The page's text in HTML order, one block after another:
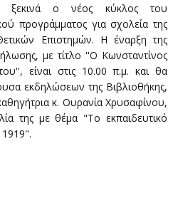
ξεκινά ο νέος κύκλος του
προγράμματος για σχολεία της
Επιστημών. Η έναρξη της
με τίτλο ''Ο Κωνσταντίνος
είναι στις 10.00 π.μ. και θα
εκδηλώσεων της Βιβλιοθήκης,
κ. Ουρανία Χρυσαφίνου,
της με θέμα "Το εκπαιδευτικό